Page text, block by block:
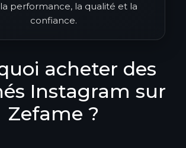
performance, la qualité et la
confiance.
acheter des
Instagram sur
Zefame ?